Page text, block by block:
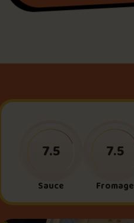
d’Olivier Primeau
Sauce
7.5
Fromage
7.5